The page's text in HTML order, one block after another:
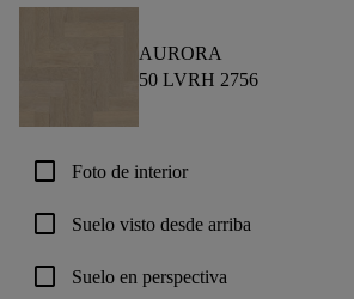
AURORA
50 LVRH 2756
check_box_outline_blank Foto de interior
check_box_outline_blank Suelo visto desde arriba
check_box_outline_blank Suelo en perspectiva